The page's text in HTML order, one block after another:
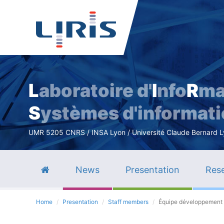
Laboratoire d'InfoR
Systèmes
UMR 5205 CNRS / INSA Lyon / Université Claude Bernard
News Presentation
Home Presentation Staff members Équipe